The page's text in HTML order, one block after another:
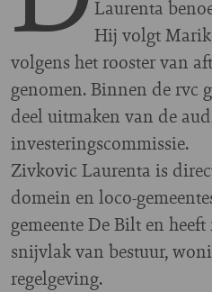
Laurenta
Hij volgt
volgens het rooster van
genomen. Binnen de rvc
deel uitmaken van de
investeringscommissie.
Zivkovic Laurenta is
domein en loco-
gemeente De Bilt en
snijvlak van bestuur,
regelgeving.